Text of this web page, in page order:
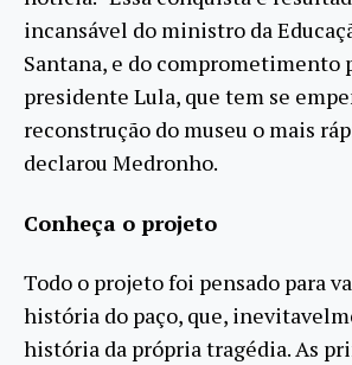
incansável do ministro da
Santana, e do comprometimento
presidente Lula, que tem se
reconstrução do museu o mais
declarou Medronho.
Conheça o projeto
Todo o projeto foi pensado para
história do paço, que,
história da própria tragédia. As